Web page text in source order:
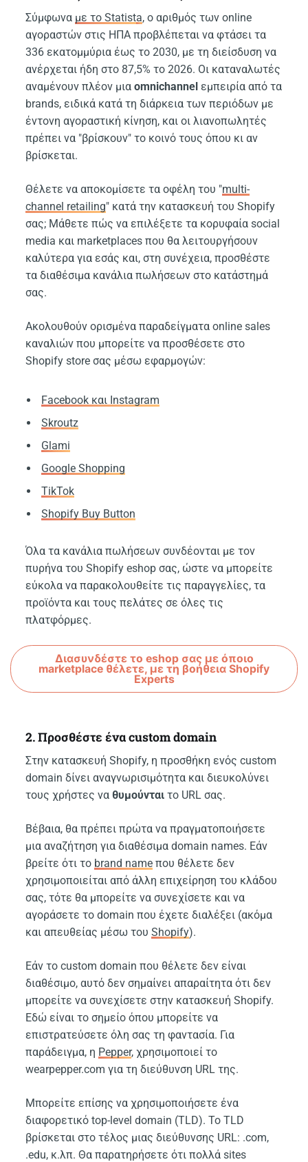
Σύμφωνα με το Statista, ο αριθμός των online
αγοραστών στις ΗΠΑ προβλέπεται να φτάσει τα
336 εκατομμύρια έως το 2030, με τη διείσδυση να
ανέρχεται ήδη στο 87,5% το 2026. Οι καταναλωτές
αναμένουν πλέον μιαomnichannel εμπειρία από τα
brands, ειδικά κατά τη διάρκεια των περιόδων με
έντονη αγοραστική κίνηση, και οι λιανοπωλητές
πρέπει να "βρίσκουν" το κοινό τους όπου κι αν
βρίσκεται.
Θέλετε να αποκομίσετε τα οφέλη του "multi-
channel retailing" κατά την κατασκευή του Shopify
σας; Μάθετε πώς να επιλέξετε τα κορυφαία social
media και marketplaces που θα λειτουργήσουν
καλύτερα για εσάς και, στη συνέχεια, προσθέστε
τα διαθέσιμα κανάλια πωλήσεων στο κατάστημά
σας.
Ακολουθούν ορισμένα παραδείγματα online sales
καναλιών που μπορείτε να προσθέσετε στο
Shopify store σας μέσω εφαρμογών:
Facebook και Instagram
Skroutz
Glami
Google Shopping
TikTok
Shopify Buy Button
Όλα τα κανάλια πωλήσεων συνδέονται με τον
πυρήνα του Shopify eshop σας, ώστε να μπορείτε
εύκολα να παρακολουθείτε τις παραγγελίες, τα
προϊόντα και τους πελάτες σε όλες τις
πλατφόρμες.
Διασυνδέστε το eshop σας με όποιο
marketplace θέλετε, με τη βοήθεια Shopify
Experts
2. Προσθέστε ένα custom domain
Στην κατασκευή Shopify, η προσθήκη ενός custom
domain δίνει αναγνωρισιμότητα και διευκολύνει
τους χρήστες να θυμούνται το URL σας.
Βέβαια, θα πρέπει πρώτα να πραγματοποιήσετε
μια αναζήτηση για διαθέσιμα domain names. Εάν
βρείτε ότι το brand name που θέλετε δεν
χρησιμοποιείται από άλλη επιχείρηση του κλάδου
σας, τότε θα μπορείτε να συνεχίσετε και να
αγοράσετε το domain που έχετε διαλέξει (ακόμα
και απευθείας μέσω τουShopify).
Εάν το custom domain που θέλετε δεν είναι
διαθέσιμο, αυτό δεν σημαίνει απαραίτητα ότι δεν
μπορείτε να συνεχίσετε στην κατασκευή Shopify.
Εδώ είναι το σημείο όπου μπορείτε να
επιστρατεύσετε όλη σας τη φαντασία. Για
παράδειγμα, η Pepper, χρησιμοποιεί το
wearpepper.com για τη διεύθυνση URL της.
Μπορείτε επίσης να χρησιμοποιήσετε ένα
διαφορετικό top-level domain (TLD). Το TLD
βρίσκεται στο τέλος μιας διεύθυνσης URL: .com,
.edu, κ.λπ. Θα παρατηρήσετε ότι πολλά sites